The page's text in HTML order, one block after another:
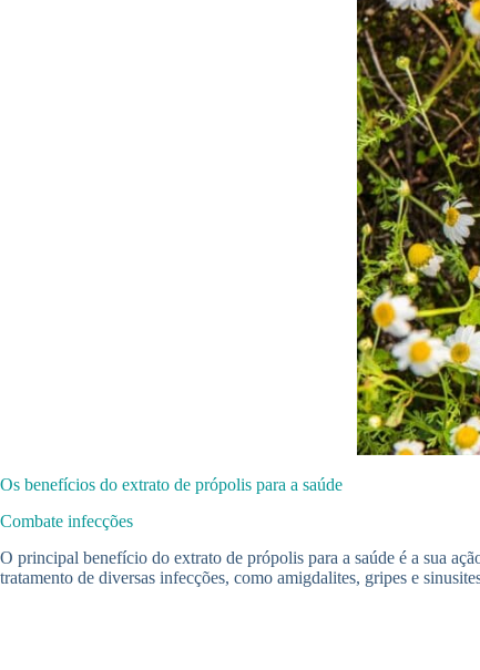
Os benefícios do extrato de própolis para a saúde
Combate infecções
O principal benefício do extrato de própolis para a saúde é a sua
tratamento de diversas infecções, como amigdalites, gripes e